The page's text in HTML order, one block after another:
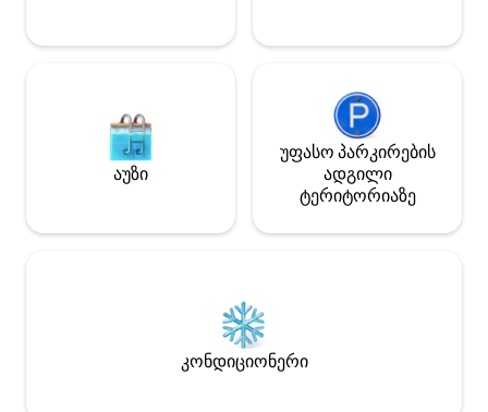
„queen‑size“‑ის
6 დამატებითი
აუზი
უფასო პარკირების
ადგილი
ტერიტორიაზე
კონდიციონერი